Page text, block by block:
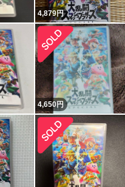
4,879円
4,650円